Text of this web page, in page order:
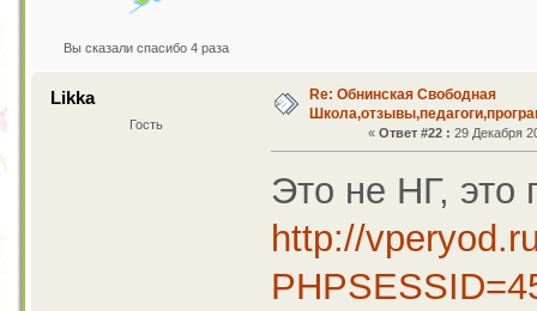
Вы сказали спасибо 4 раза
Likka
Гость
Re: Обнинская Свободная
« Ответ #22 : 29 Декабря
Это не НГ, это
http://